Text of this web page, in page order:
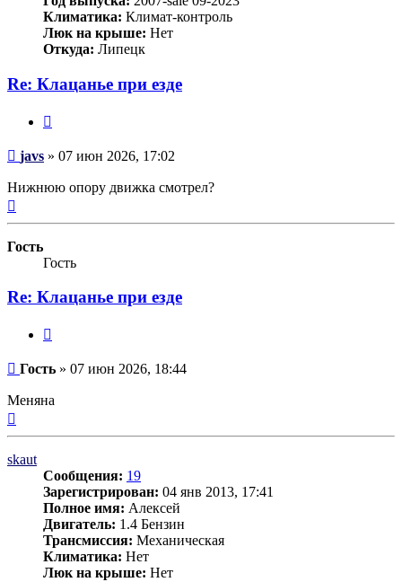
Климатика: Климат-контроль
Люк на крыше: Нет
Откуда: Липецк
Re: Клацанье при езде
Сообщение
javs » 07 июн 2026, 17:02
Нижнюю опору движка смотрел?
Гость
Гость
Re: Клацанье при езде
Сообщение
Гость » 07 июн 2026, 18:44
Меняна
skaut
Сообщения: 19
Зарегистрирован: 04 янв 2013, 17:41
Полное имя: Алексей
Двигатель: 1.4 Бензин
Трансмиссия: Механическая
Климатика: Нет
Люк на крыше: Нет